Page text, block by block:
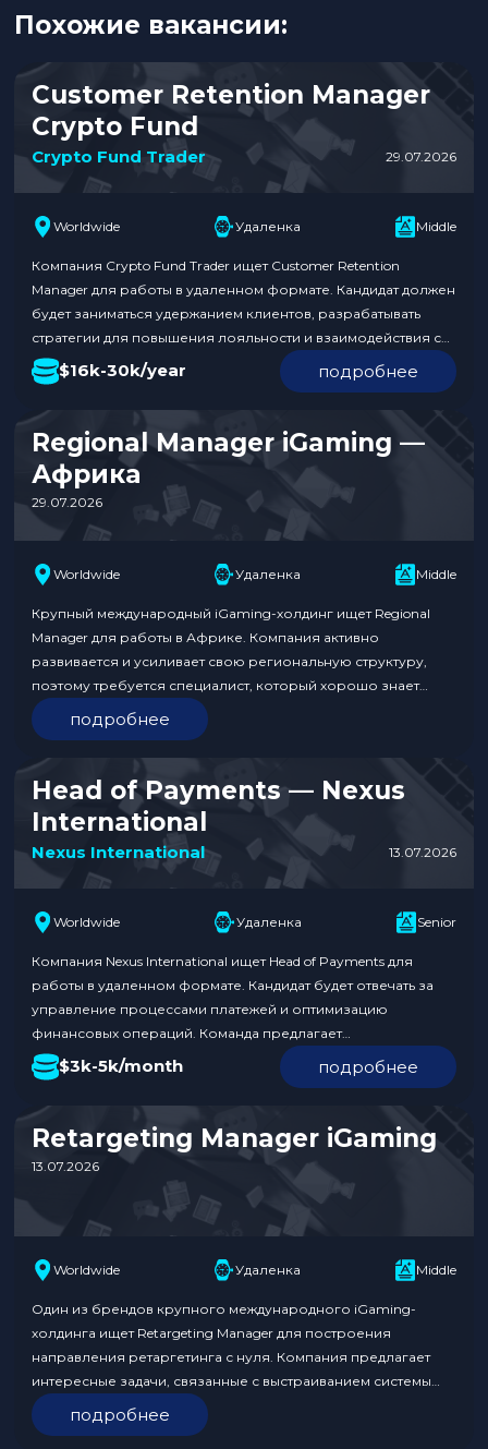
Похожие вакансии:
Customer Retention Manager
Crypto Fund
Crypto Fund Trader 29.07.2026
Worldwide Удаленка Middle
Компания Crypto Fund Trader ищет Customer Retention
Manager для работы в удаленном формате. Кандидат должен
будет заниматься удержанием клиентов, разрабатывать
стратегии для повышения лояльности и взаимодействия с
клиентами. Уровень зарплаты составляет от $16k до $30k в
год. Это отличная возможность для профессионалов,
желающих развиваться в сфере криптовалют. Обязанности:
Требования к кандидату: Условия: Откликнуться по ссылке….
$16k-30k/year подробнее
Regional Manager iGaming —
Африка
29.07.2026
Worldwide Удаленка Middle
Крупный международный iGaming-холдинг ищет Regional
Manager для работы в Африке. Компания активно
развивается и усиливает свою региональную структуру,
поэтому требуется специалист, который хорошо знает
локальный рынок и сможет стать связующим звеном между
гео и глобальными командами. Кандидат должен иметь опыт
работы в iGaming и понимание специфики африканского
рынка. Работа полностью удаленная, full-time с гибким
графиком….
подробнее
Head of Payments — Nexus
International
Nexus International 13.07.2026
Worldwide Удаленка Senior
Компания Nexus International ищет Head of Payments для
работы в удаленном формате. Кандидат будет отвечать за
управление процессами платежей и оптимизацию
финансовых операций. Команда предлагает
конкурентоспособную зарплату в диапазоне $3k-5k в
месяц. Заявки принимаются в течение 23 дней.
Обязанности: Требования к кандидату: Условия:
Откликнуться по ссылке. В отклике укажите, что нашли
вакансию на Traffnews. Больше…
$3k-5k/month подробнее
Retargeting Manager iGaming
13.07.2026
Worldwide Удаленка Middle
Один из брендов крупного международного iGaming-
холдинга ищет Retargeting Manager для построения
направления ретаргетинга с нуля. Компания предлагает
интересные задачи, связанные с выстраиванием системы
ретаргетинга и реактивации пользователей, работой с
аудиториями, аналитикой и трекингом. Кандидат должен
подробнее